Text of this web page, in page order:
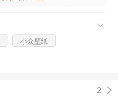
小众壁纸
2